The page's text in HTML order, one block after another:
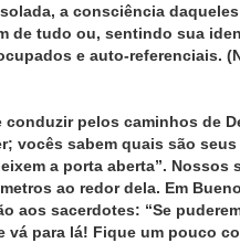
a consciência
de tudo ou, sentindo sua
e auto-referenciais.
pelos caminhos de
vocês sabem quais são
a porta aberta”.
ao redor dela. Em
aos sacerdotes: “Se
vá para lá! Fique um pouco